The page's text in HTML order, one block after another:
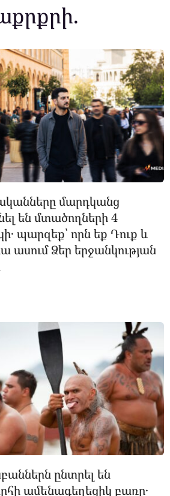
մարդկանց
են մտածողների 4
պարզեք՝ որն եք Դուք և
ասում Ձեր երջանկության
ընտրել են
ամենագեղեցիկ բառը․